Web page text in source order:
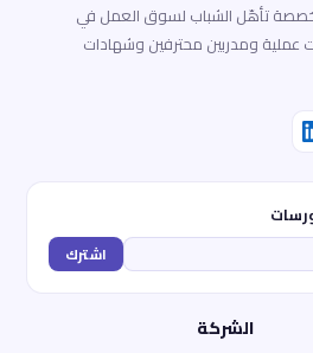
تأهّل الشباب لسوق العمل في
عملية ومدربين محترفين وشهادات
اشترك
الشركة